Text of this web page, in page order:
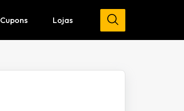
Cupons Lojas